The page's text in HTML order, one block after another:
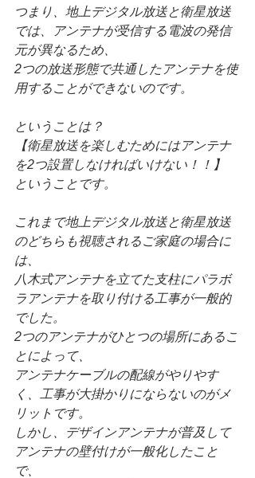
つまり、地上デジタル放送と衛星放送
では、アンテナが受信する電波の発信
元が異なるため、
2つの放送形態で共通したアンテナを使
用することができないのです。
ということは？
【衛星放送を楽しむためにはアンテナ
を2つ設置しなければいけない！！】
ということです。
これまで地上デジタル放送と衛星放送
のどちらも視聴されるご家庭の場合に
は、
八木式アンテナを立てた支柱にパラボ
ラアンテナを取り付ける工事が一般的
でした。
2つのアンテナがひとつの場所にあるこ
とによって、
アンテナケーブルの配線がやりやす
く、工事が大掛かりにならないのがメ
リットです。
しかし、デザインアンテナが普及して
アンテナの壁付けが一般化したこと
で、